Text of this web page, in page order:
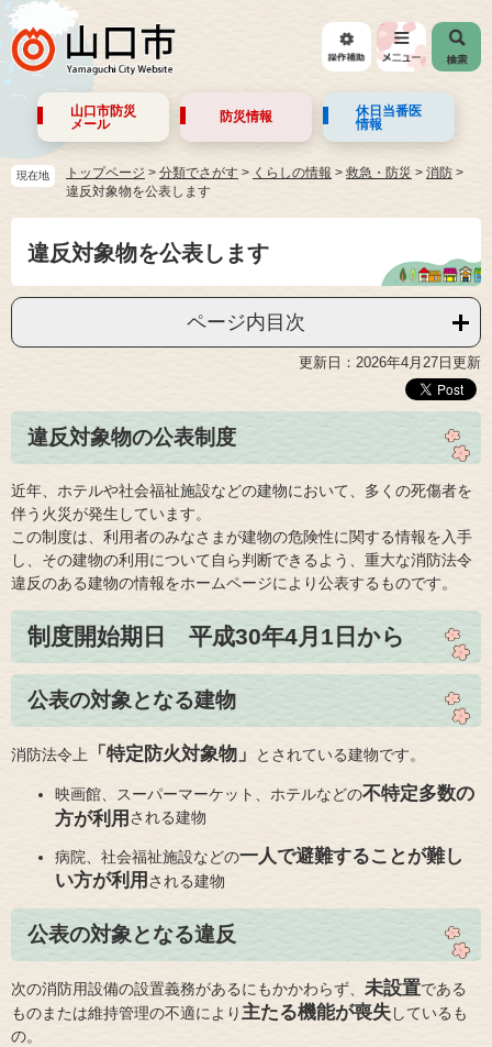
山口市防災
メール
防災情報
休日当番医
情報
現在地 トップページ > 分類でさがす > くらしの情報 > 救急・防災 > 消防
違反対象物を公表します
違反対象物を公表します
ページ内目次
更新日：2026年4月27日更新
違反対象物の公表制度
近年、ホテルや社会福祉施設などの建物において、多くの死傷者を
伴う火災が発生しています。
この制度は、利用者のみなさまが建物の危険性に関する情報を入手
し、その建物の利用について自ら判断できるよう、重大な消防法令
違反のある建物の情報をホームページにより公表するものです。
制度開始期日 平成30年4月1日から
公表の対象となる建物
消防法令上 「特定防火対象物」 とされている建物です。
映画館、スーパーマーケット、ホテルなどの不特定多数の
方が利用 される建物
病院、社会福祉施設などの一人で避難することが難し
い方が利用 される建物
公表の対象となる違反
次の消防用設備の設置義務があるにもかかわらず、 未設置である
ものまたは維持管理の不適により 主たる機能が喪失しているも
の。